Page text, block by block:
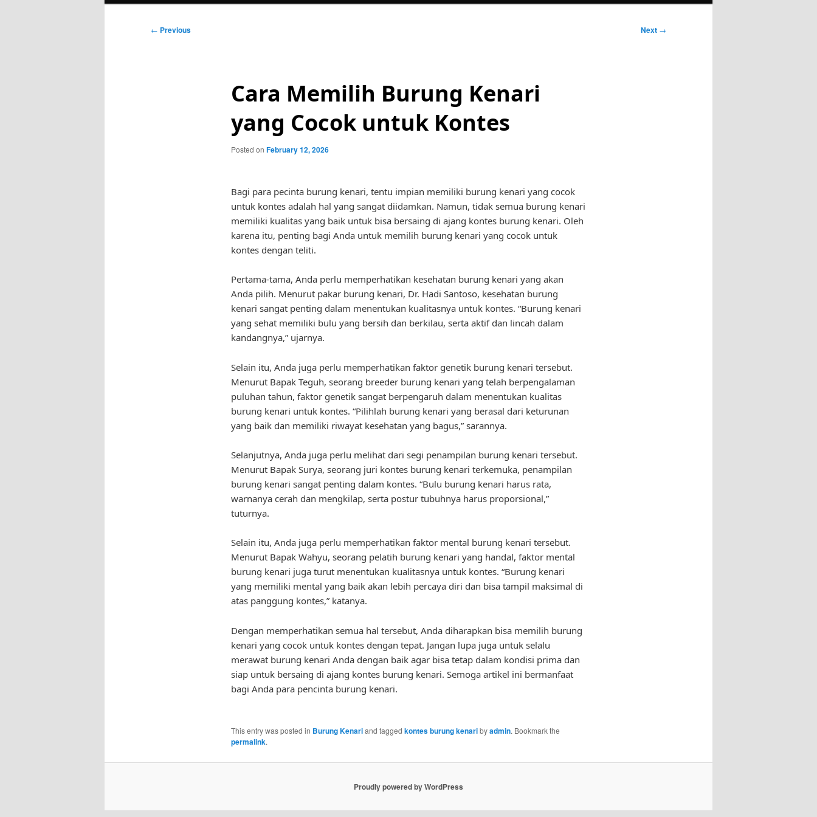
Post
← Previous Next →
Cara Memilih Burung Kenari
yang Cocok untuk Kontes
Posted on February 12, 2026
Bagi para pecinta burung kenari, tentu impian memiliki burung kenari yang cocok
untuk kontes adalah hal yang sangat diidamkan. Namun, tidak semua burung kenari
memiliki kualitas yang baik untuk bisa bersaing di ajang kontes burung kenari. Oleh
karena itu, penting bagi Anda untuk memilih burung kenari yang cocok untuk
kontes dengan teliti.
Pertama-tama, Anda perlu memperhatikan kesehatan burung kenari yang akan
Anda pilih. Menurut pakar burung kenari, Dr. Hadi Santoso, kesehatan burung
kenari sangat penting dalam menentukan kualitasnya untuk kontes. “Burung kenari
yang sehat memiliki bulu yang bersih dan berkilau, serta aktif dan lincah dalam
kandangnya,” ujarnya.
Selain itu, Anda juga perlu memperhatikan faktor genetik burung kenari tersebut.
Menurut Bapak Teguh, seorang breeder burung kenari yang telah berpengalaman
puluhan tahun, faktor genetik sangat berpengaruh dalam menentukan kualitas
burung kenari untuk kontes. “Pilihlah burung kenari yang berasal dari keturunan
yang baik dan memiliki riwayat kesehatan yang bagus,” sarannya.
Selanjutnya, Anda juga perlu melihat dari segi penampilan burung kenari tersebut.
Menurut Bapak Surya, seorang juri kontes burung kenari terkemuka, penampilan
burung kenari sangat penting dalam kontes. “Bulu burung kenari harus rata,
warnanya cerah dan mengkilap, serta postur tubuhnya harus proporsional,”
tuturnya.
Selain itu, Anda juga perlu memperhatikan faktor mental burung kenari tersebut.
Menurut Bapak Wahyu, seorang pelatih burung kenari yang handal, faktor mental
burung kenari juga turut menentukan kualitasnya untuk kontes. “Burung kenari
yang memiliki mental yang baik akan lebih percaya diri dan bisa tampil maksimal di
atas panggung kontes,” katanya.
Dengan memperhatikan semua hal tersebut, Anda diharapkan bisa memilih burung
kenari yang cocok untuk kontes dengan tepat. Jangan lupa juga untuk selalu
merawat burung kenari Anda dengan baik agar bisa tetap dalam kondisi prima dan
siap untuk bersaing di ajang kontes burung kenari. Semoga artikel ini bermanfaat
bagi Anda para pencinta burung kenari.
This entry was posted in Burung Kenariand tagged kontes burung kenaribyadmin. Bookmark the
permalink.
Proudly powered by WordPress